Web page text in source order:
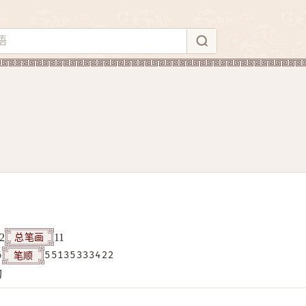
2 总笔画
11
笔顺
55135333422